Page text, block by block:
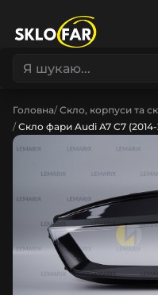
Головна Скло, корпуси та
Скло фари Audi A7 C7 (2014-